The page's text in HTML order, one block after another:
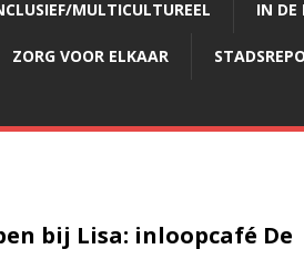
MULTICULTUREEL IN DE
ZORG VOOR ELKAAR
bij Lisa: inloopcafé De